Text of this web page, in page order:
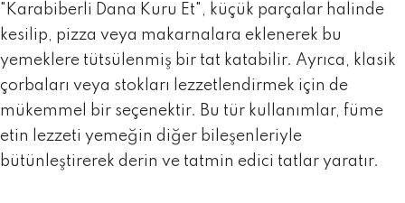
" Karabiberli Dana Kuru Et", küçük parçalar halinde
kesilip, pizza veya makarnalara eklenerek bu
yemeklere tütsülenmiş bir tat katabilir. Ayrıca, klasik
çorbaları veya stokları lezzetlendirmek için de
mükemmel bir seçenektir. Bu tür kullanımlar, füme
etin lezzeti yemeğin diğer bileşenleriyle
bütünleştirerek derin ve tatmin edici tatlar yaratır.